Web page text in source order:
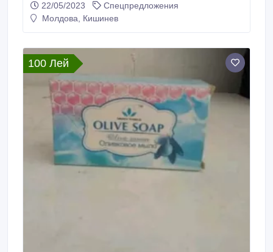
который изменит Ваше представление о
краткосрочном кредитовании. Оформите сейчас
22/05/2023
Спецпредложения
Молдова, Кишинев
100 Лей